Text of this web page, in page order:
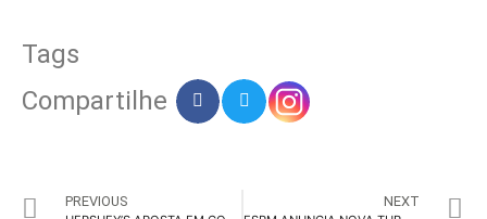
Tags
Compartilhe
PREVIOUS NEXT